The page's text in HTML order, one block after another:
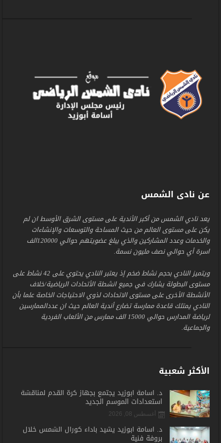
عن نادى الشمس
يعد نادي الشمس من أكبر الأندية على مستوى الشرق الأوسط ان لم
يكن على مستوى العالم من حيث المساحة والتوسعات والإنشاءات
والخدمات وعدد المشاركين والذي يبلغ عضويتهم حوالي 120000الف
اسرة أي حوالي نصف مليون نسمة.
ويتميز النادي بحجم نشاط ضخم إذ يعتبر النادي يحتوي على 42 نشاط على
مستوى البطولة يشارك في جميع انشطة الأتحادات الرياضية/خلاف
الأنشطة الأخرى على مستوى الاتحادات لذوي الاحتياجات الخاصة علما بأن
النادي يمتلك قاعدة ممارسة تضارع أندية العالم حيث ان عددالممارسين
لرياضة المدارس حوالي 15000 الف ممارس من الألعاب الفردية
والجماعية.
الأكثر شعبية
د. أسامة أبوزيد يجتمع بجهاز كرة القدم لمناقشة
استعدادات الموسم الجديد
أغسطس 08, 2026
د. أسامة أبوزيد يشيد بأداء كورال الشمس خلال
بروفة فنية